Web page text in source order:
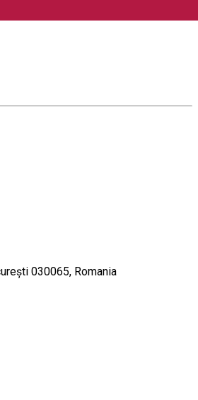
030065, Romania